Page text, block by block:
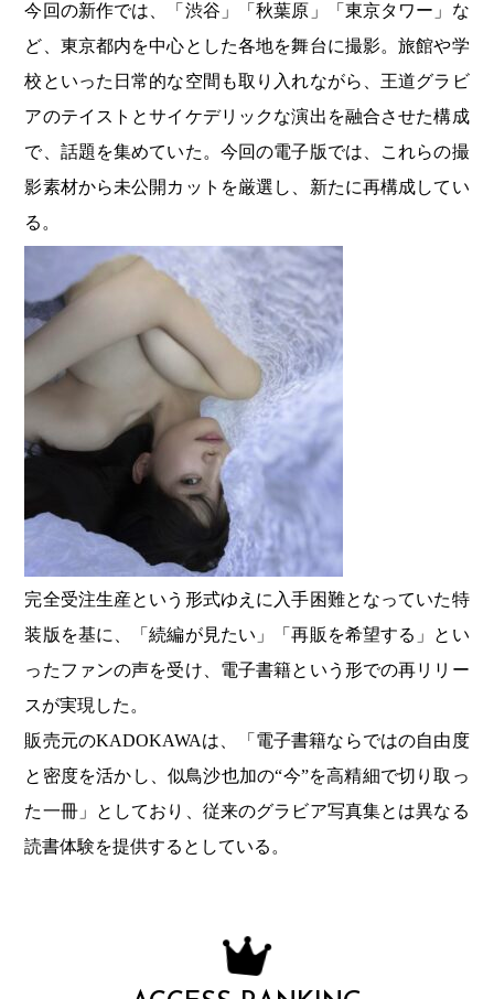
今回の新作では、「渋谷」「秋葉原」「東京タワー」な
ど、東京都内を中心とした各地を舞台に撮影。旅館や学
校といった日常的な空間も取り入れながら、王道グラビ
アのテイストとサイケデリックな演出を融合させた構成
で、話題を集めていた。今回の電子版では、これらの撮
影素材から未公開カットを厳選し、新たに再構成してい
る。
完全受注生産という形式ゆえに入手困難となっていた特
装版を基に、「続編が見たい」「再販を希望する」とい
ったファンの声を受け、電子書籍という形での再リリー
スが実現した。
販売元のKADOKAWAは、「電子書籍ならではの自由度
と密度を活かし、似鳥沙也加の“今”を高精細で切り取っ
た一冊」としており、従来のグラビア写真集とは異なる
読書体験を提供するとしている。